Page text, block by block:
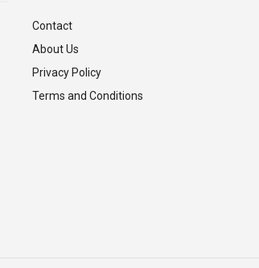
Contact
About Us
Privacy Policy
Terms and Conditions